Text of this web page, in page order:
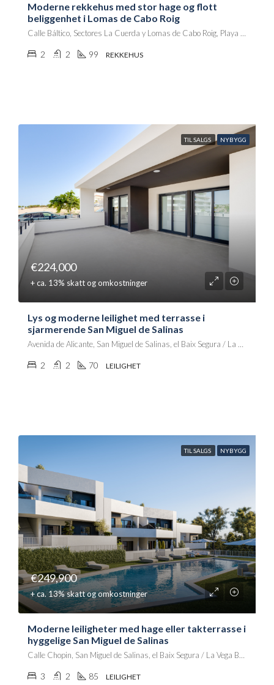
Moderne rekkehus med stor hage og flott
beliggenhet i Lomas de Cabo Roig
Calle Báltico, Sectores La Cuerda y Lomas de Cabo Roig, Playa Flamenca II, Orihuela, el Baix Segura / La Vega Baja, Alacant / Alicante, Comunitat Valenciana, 03189, España
2 2 99 REKKEHUS
TIL SALGS NYBYGG
€224,000
+ ca. 13% skatt og omkostninger
Lys og moderne leilighet med terrasse i
sjarmerende San Miguel de Salinas
Avenida de Alicante, San Miguel de Salinas, el Baix Segura / La Vega Baja, Alacant / Alicante, Comunitat Valenciana, 03192, España
2 2 70 LEILIGHET
TIL SALGS NYBYGG
€249,900
+ ca. 13% skatt og omkostninger
Moderne leiligheter med hage eller takterrasse i
hyggelige San Miguel de Salinas
Calle Chopin, San Miguel de Salinas, el Baix Segura / La Vega Baja, Alacant / Alicante, Comunitat Valenciana, 03192, España
3 2 85 LEILIGHET